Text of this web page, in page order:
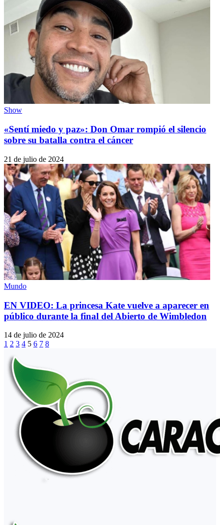
Show
«Sentí miedo y paz»: Don Omar rompió el silencio
sobre su batalla contra el cáncer
21 de julio de 2024
Mundo
EN VIDEO: La princesa Kate vuelve a aparecer en
público durante la final del Abierto de Wimbledon
14 de julio de 2024
1 2 3 4 5 6 7 8